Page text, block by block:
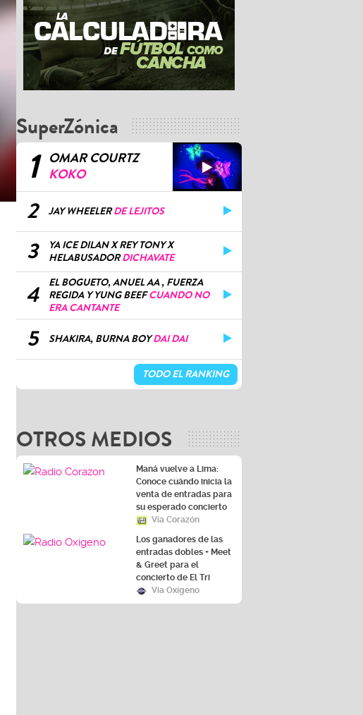
SuperZónica
1
OMAR COURTZ
KOKO
2 JAY WHEELERDE LEJITOS
3
YA ICE DILAN X REY TONY X
HELABUSADORDICHAVATE
4
EL BOGUETO, ANUEL AA , FUERZA
REGIDA Y YUNG BEEFCUANDO NO
ERA CANTANTE
5 SHAKIRA, BURNA BOYDAI DAI
TODO EL RANKING
OTROS MEDIOS
Maná vuelve a Lima:
Conoce cuándo inicia la
venta de entradas para
su esperado concierto
Vía Corazón
Los ganadores de las
entradas dobles + Meet
& Greet para el
concierto de El Tri
Vía Oxígeno